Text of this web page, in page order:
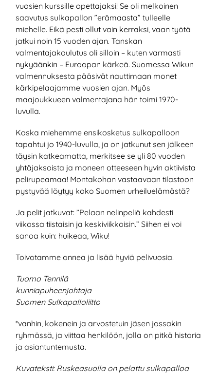
vuosien kurssille opettajaksi! Se oli melkoinen
saavutus sulkapallon ”erämaasta” tulleelle
miehelle. Eikä pesti ollut vain kerraksi, vaan työtä
jatkui noin 15 vuoden ajan. Tanskan
valmentajakoulutus oli silloin – kuten varmasti
nykyäänkin – Euroopan kärkeä. Suomessa Wikun
valmennuksesta pääsivät nauttimaan monet
kärkipelaajamme vuosien ajan. Myös
maajoukkueen valmentajana hän toimi 1970-
luvulla.
Koska miehemme ensikosketus sulkapalloon
tapahtui jo 1940-luvulla, ja on jatkunut sen jälkeen
täysin katkeamatta, merkitsee se yli 80 vuoden
yhtäjaksoista ja moneen otteeseen hyvin aktiivista
pelirupeamaa! Montakohan vastaavaan tilastoon
pystyvää löytyy koko Suomen urheiluelämästä?
Ja pelit jatkuvat: ”Pelaan nelinpeliä kahdesti
viikossa tiistaisin ja keskiviikkoisin.” Siihen ei voi
sanoa kuin: huikeaa, Wiku!
Toivotamme onnea ja lisää hyviä pelivuosia!
Tuomo Tennilä
kunniapuheenjohtaja
Suomen Sulkapalloliitto
*vanhin, kokenein ja arvostetuin jäsen jossakin
ryhmässä, ja viittaa henkilöön, jolla on pitkä historia
ja asiantuntemusta.
Kuvateksti: Ruskeasuolla on pelattu sulkapalloa